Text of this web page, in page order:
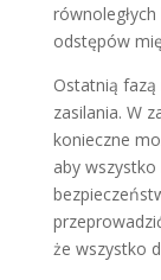
odstępów
Ostatnią
zasilania. W
konieczne
aby
że wszystko